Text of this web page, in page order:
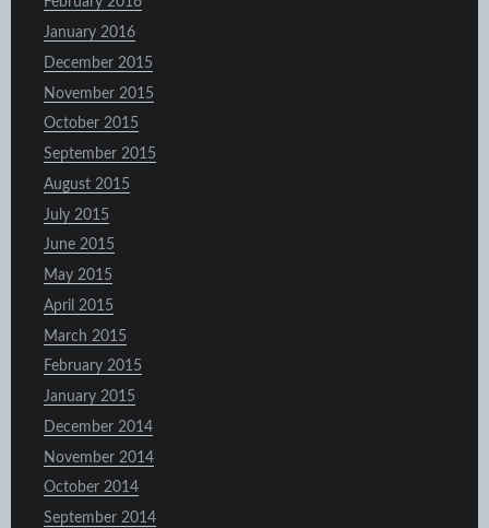
January 2016
December 2015
November 2015
October 2015
September 2015
August 2015
July 2015
June 2015
May 2015
April 2015
March 2015
February 2015
January 2015
December 2014
November 2014
October 2014
September 2014